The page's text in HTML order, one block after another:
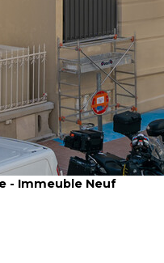
- Immeuble Neuf